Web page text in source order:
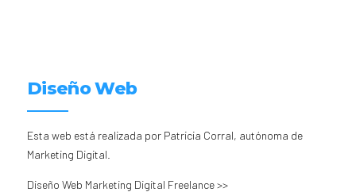
Diseño Web
Esta web está realizada por Patricia Corral, autónoma de
Marketing Digital.
Diseño Web Marketing Digital Freelance >>